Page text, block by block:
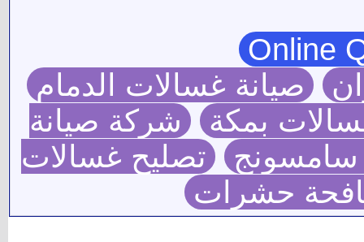
صيانة غسالات الدمام
بمكة شركة صيانة
سامسونج تصليح غسالات
حشرات